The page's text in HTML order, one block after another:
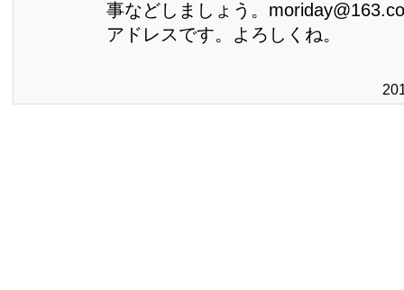
事などしましょう。
アドレスです。よろしくね。